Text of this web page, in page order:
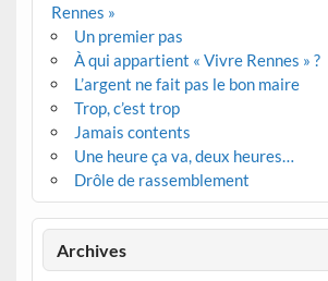
Rennes »
Un premier pas
À qui appartient « Vivre Rennes » ?
L’argent ne fait pas le bon maire
Trop, c’est trop
Jamais contents
Une heure ça va, deux heures…
Drôle de rassemblement
Archives